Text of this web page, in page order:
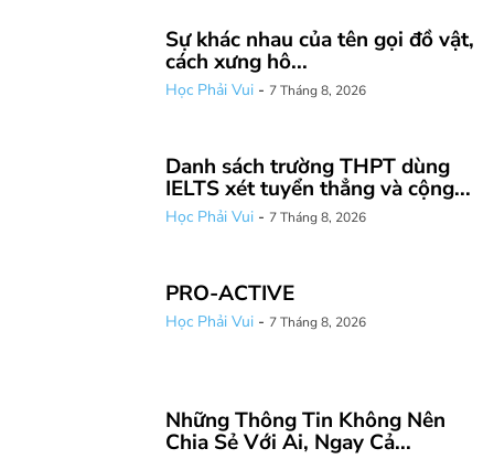
Sự khác nhau của tên gọi đồ vật,
cách xưng hô...
Học Phải Vui - 7 Tháng 8, 2026
Danh sách trường THPT dùng
IELTS xét tuyển thẳng và cộng...
Học Phải Vui - 7 Tháng 8, 2026
PRO-ACTIVE
Học Phải Vui - 7 Tháng 8, 2026
Những Thông Tin Không Nên
Chia Sẻ Với Ai, Ngay Cả...